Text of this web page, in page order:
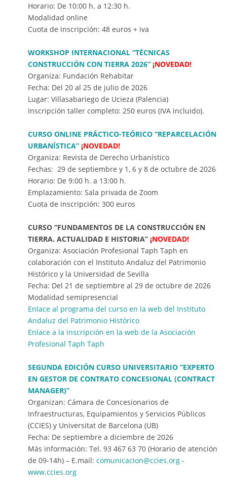
Horario: De 10:00 h. a 12:30 h.
Modalidad online
Cuota de inscripción: 48 euros + iva
WORKSHOP INTERNACIONAL “TÉCNICAS
CONSTRUCCIÓN CON TIERRA 2026” ¡NOVEDAD!
Organiza: Fundación Rehabitar
Fecha: Del 20 al 25 de julio de 2026
Lugar: Villasabariego de Ucieza (Palencia)
Inscripción taller completo: 250 euros (IVA incluido).
CURSO ONLINE PRÁCTICO-TEÓRICO “REPARCELACIÓN
URBANÍSTICA” ¡NOVEDAD!
Organiza: Revista de Derecho Urbanístico
Fechas: 29 de septiembre y 1, 6 y 8 de octubre de 2026
Horario: De 9:00 h. a 13:00 h.
Emplazamiento: Sala privada de Zoom
Cuota de inscripción: 300 euros
CURSO “FUNDAMENTOS DE LA CONSTRUCCIÓN EN
TIERRA. ACTUALIDAD E HISTORIA” ¡NOVEDAD!
Organiza: Asociación Profesional Taph Taph en
colaboración con el Instituto Andaluz del Patrimonio
Histórico y la Universidad de Sevilla
Fecha: Del 21 de septiembre al 29 de octubre de 2026
Modalidad semipresencial
Enlace al programa del curso en la web del Instituto
Andaluz del Patrimonio Histórico
Enlace a la inscripción en la web de la Asociación
Profesional Taph Taph
SEGUNDA EDICIÓN CURSO UNIVERSITARIO “EXPERTO
EN GESTOR DE CONTRATO CONCESIONAL (CONTRACT
MANAGER)”
Organizan: Cámara de Concesionarios de
Infraestructuras, Equipamientos y Servicios Públicos
(CCIES) y Universitat de Barcelona (UB)
Fecha: De septiembre a diciembre de 2026
Más información: Tel. 93 467 63 70 (Horario de atención
de 09-14h) – E.mail: comunicacion@ccies.org -
www.ccies.org